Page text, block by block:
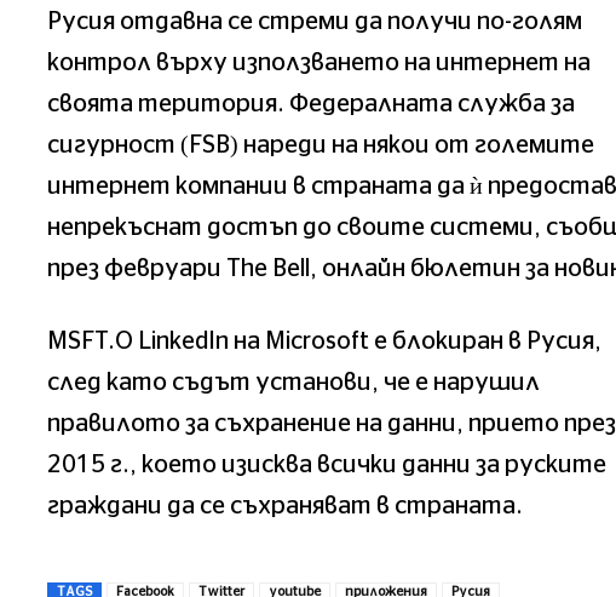
Русия отдавна се стреми да получи по-голям
контрол върху използването на интернет на
своята територия. Федералната служба за
сигурност (FSB) нареди на някои от големите
интернет компании в страната да ѝ
непрекъснат достъп до своите системи,
през февруари The Bell, онлайн бюлетин за
MSFT.O LinkedIn на Microsoft е блокиран в Русия,
след като съдът установи, че е нарушил
правилото за съхранение на данни, прието през
2015 г., което изисква всички данни за руските
граждани да се съхраняват в страната.
TAGS Facebook Twitter youtube приложения Русия